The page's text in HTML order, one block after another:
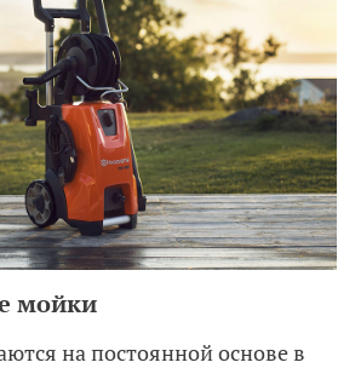
мойки
на постоянной основе в